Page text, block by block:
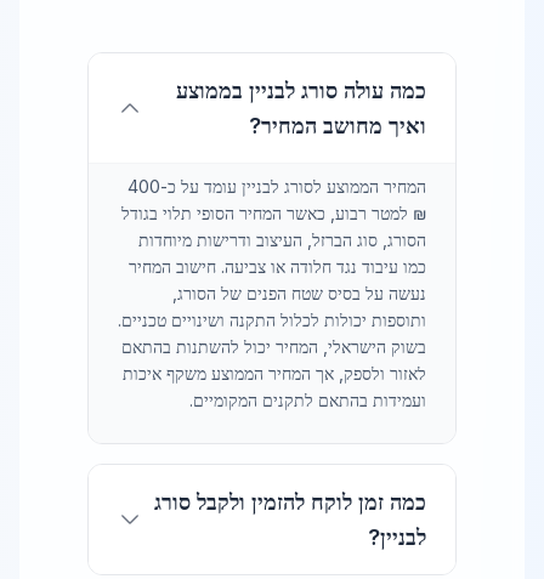
כמה עולה סורג לבניין בממוצע
ואיך מחושב המחיר?
המחיר הממוצע לסורג לבניין עומד על כ-400
₪ למטר רבוע, כאשר המחיר הסופי תלוי בגודל
הסורג, סוג הברזל, העיצוב ודרישות מיוחדות
כמו עיבוד נגד חלודה או צביעה. חישוב המחיר
נעשה על בסיס שטח הפנים של הסורג,
ותוספות יכולות לכלול התקנה ושינויים טכניים.
בשוק הישראלי, המחיר יכול להשתנות בהתאם
לאזור ולספק, אך המחיר הממוצע משקף איכות
ועמידות בהתאם לתקנים המקומיים.
כמה זמן לוקח להזמין ולקבל סורג
לבניין?